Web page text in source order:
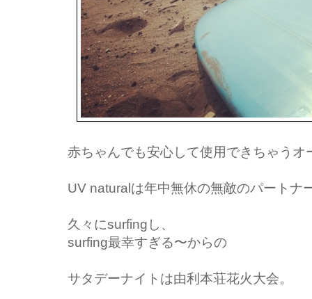
赤ちゃんでも安心して使用できちゃう
UV naturalは年中無休の無敵のパートナ
久々にsurfingし、
surfing最幸すぎる〜からの
サタデーナイトは由利本荘花火大会。